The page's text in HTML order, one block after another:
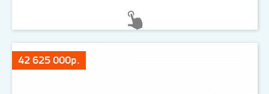
42 625 000р.